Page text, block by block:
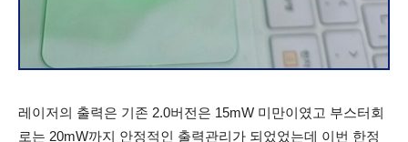
레이저의 출력은 기존 2.0버전은 15mW 미만이였고 부스터회
로는 20mW까지 안정적인 출력관리가 되었었는데 이번 한정